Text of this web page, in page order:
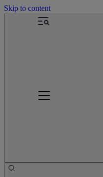
Skip to content